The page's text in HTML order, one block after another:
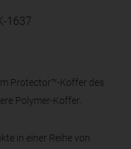
1637
Protector™-Koffer des
Polymer-Koffer.
in einer Reihe von